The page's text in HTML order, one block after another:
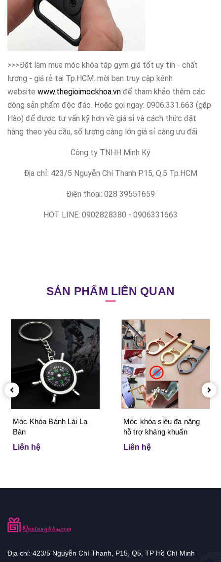
>>>Đặt làm mua móc khóa tập gym giá tốt uy tín - chất
lượng - giá rẻ tại Tp.HCM. mời bạn truy cập kênh
website www.thegioimockhoa.vn để tham khảo thêm các
dòng sản phẩm độc đáo. Hoặc gọi ngay: 0906.331.663 (gặp
Hào) để được tư vấn kỹ hơn về giá sỉ và cách thức đặt
hàng theo yêu cầu, số lượng càng lớn giá sỉ càng ưu đãi
Công ty TNHH Minh Ký
Địa chỉ: 423/5 Nguyễn Chí Thanh P.15, Q.5 Tp.HCM
Điện thoại: 028 39551659
HOT LINE: 0902828380 - 0906331663
SẢN PHẨM LIÊN QUAN
Móc Khóa Bánh Lái La
Bàn
Liên hệ
Móc khóa siêu đa năng
hỗ trợ kháng khuẩn
Liên hệ
prev
Địa chỉ: 423/5 Nguyễn Chí Thanh, P15, Q5, TP Hồ Chí Minh